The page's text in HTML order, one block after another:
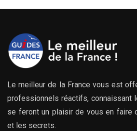
Le meilleur de la France vous est
professionnels réactifs, connaissant
se feront un plaisir de vous en faire
et les secrets.